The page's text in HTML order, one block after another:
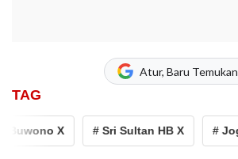
Atur, Baru Temukan
TAG
X # Sri Sultan HB X # Jogja